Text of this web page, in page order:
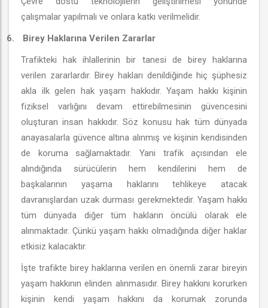
çalışmalar yapılmalı ve onlara katkı verilmelidir.
6.
Birey Haklarına Verilen Zararlar
Trafikteki hak ihlallerinin bir tanesi de birey haklarına
verilen zararlardır. Birey hakları denildiğinde hiç şüphesiz
akla ilk gelen hak yaşam hakkıdır. Yaşam hakkı kişinin
fiziksel varlığını devam ettirebilmesinin güvencesini
oluşturan insan hakkıdır. Söz konusu hak tüm dünyada
anayasalarla güvence altına alınmış ve kişinin kendisinden
de koruma sağlamaktadır. Yani trafik açısından ele
alındığında sürücülerin hem kendilerini hem de
başkalarının yaşama haklarını tehlikeye atacak
davranışlardan uzak durması gerekmektedir. Yaşam hakkı
tüm dünyada diğer tüm hakların öncülü olarak ele
alınmaktadır. Çünkü yaşam hakkı olmadığında diğer haklar
etkisiz kalacaktır.
İşte trafikte birey haklarına verilen en önemli zarar bireyin
yaşam hakkının elinden alınmasıdır. Birey hakkını korurken
kişinin kendi yaşam hakkını da korumak zorunda